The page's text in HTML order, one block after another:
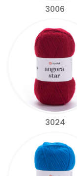
3006
3024